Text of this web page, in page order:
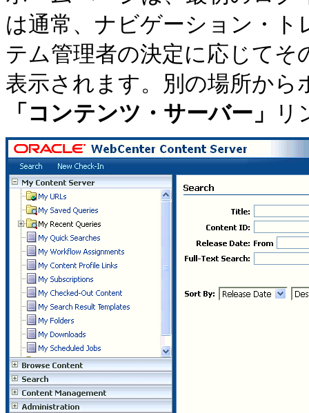
は通常、ナビゲーション・
テム管理者の決定に応じて
表示されます。別の場所か
「コンテンツ・サーバー」
リ